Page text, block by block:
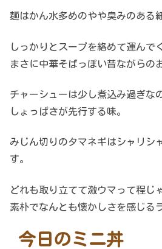
麺はかん水多めのやや臭みのある
しっかりとスープを絡めて運んで
まさに中華そばっぽい昔ながらの
チャーシューは少し煮込み過ぎな
しょっぱさが先行する味。
みじん切りのタマネギはシャリシ
す。
どれも取り立てて激ウマって程じ
素朴でなんとも懐かしさを感じる
今日のミニ丼